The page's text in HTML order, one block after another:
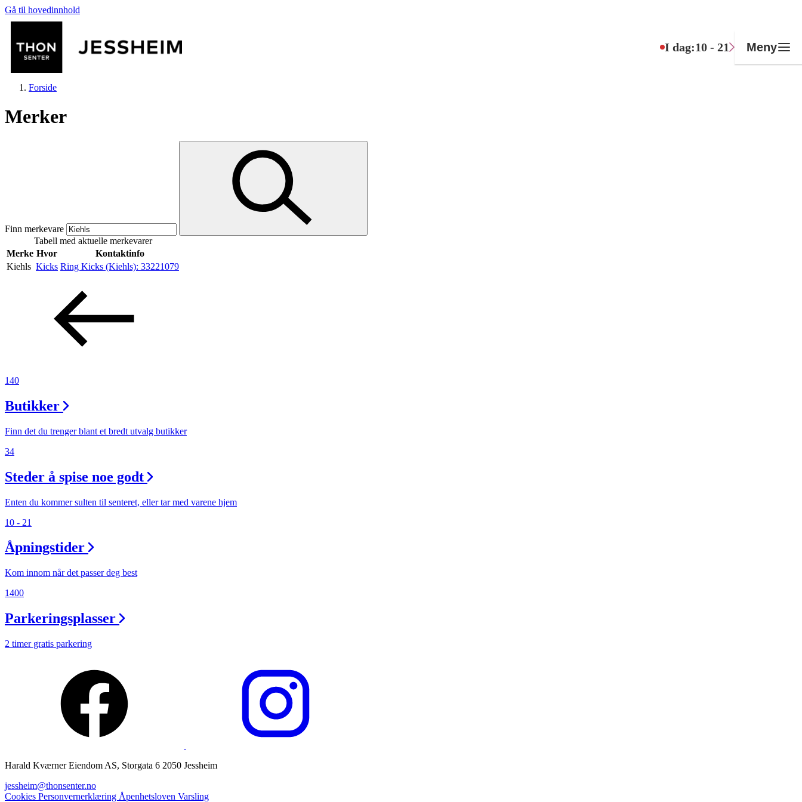
Gå til hovedinnhold
I dag:10 - 21 Meny
Mat og drikke
Helse
Aktiviteter
Tilbud
Søk
Åpningstider
Praktisk informasjon
Magasin
Gavekort
Forside
Merker
Finn merkevare
Tabell med aktuelle merkevarer
Merke Hvor
Kontaktinfo
Kiehls Kicks Ring Kicks (Kiehls): 33221079
140
Butikker
Finn det du trenger blant et bredt utvalg butikker
34
Steder å spise noe godt
Enten du kommer sulten til senteret, eller tar med varene hjem
10 - 21
Åpningstider
Kom innom når det passer deg best
1400
Parkeringsplasser
2 timer gratis parkering
Harald Kværner Eiendom AS, Storgata 6 2050 Jessheim
jessheim@thonsenter.no
Cookies Personvernerklæring Åpenhetsloven Varsling